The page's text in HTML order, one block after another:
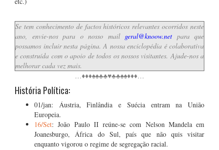
Se tem conhecimento de factos históricos relevantes ocorridos neste
ano, envie-nos para o nosso mail geral@knoow.net para que
possamos incluir nesta página. A nossa enciclopédia é colaborativa
e construída com o apoio de todos os nossos visitantes. Ajude-nos a
melhorar cada vez mais.
…♦♦♦♠♠♣♣♥♣♣♠♠♦♦♦…
História Política:
01/jan: Áustria, Finlândia e Suécia entram na União
Europeia.
16/Set: João Paulo II reúne-se com Nelson Mandela em
Joanesburgo, África do Sul, país que não quis visitar
enquanto vigorou o regime de segregação racial.